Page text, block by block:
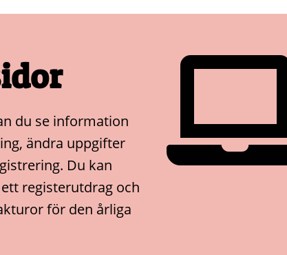
du se information
ändra uppgifter
Du kan
registerutdrag och
för den årliga